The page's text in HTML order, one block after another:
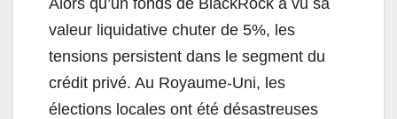
valeur liquidative chuter de 5%, les
tensions persistent dans le segment du
crédit privé. Au Royaume-Uni, les
élections locales ont été désastreuses